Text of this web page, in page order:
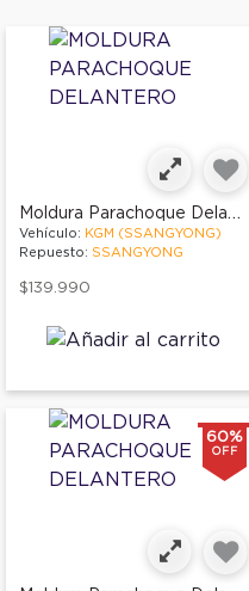
Moldura Parachoque Delantero
Vehículo: KGM (SSANGYONG)
Repuesto: SSANGYONG
$139.990
60%
OFF